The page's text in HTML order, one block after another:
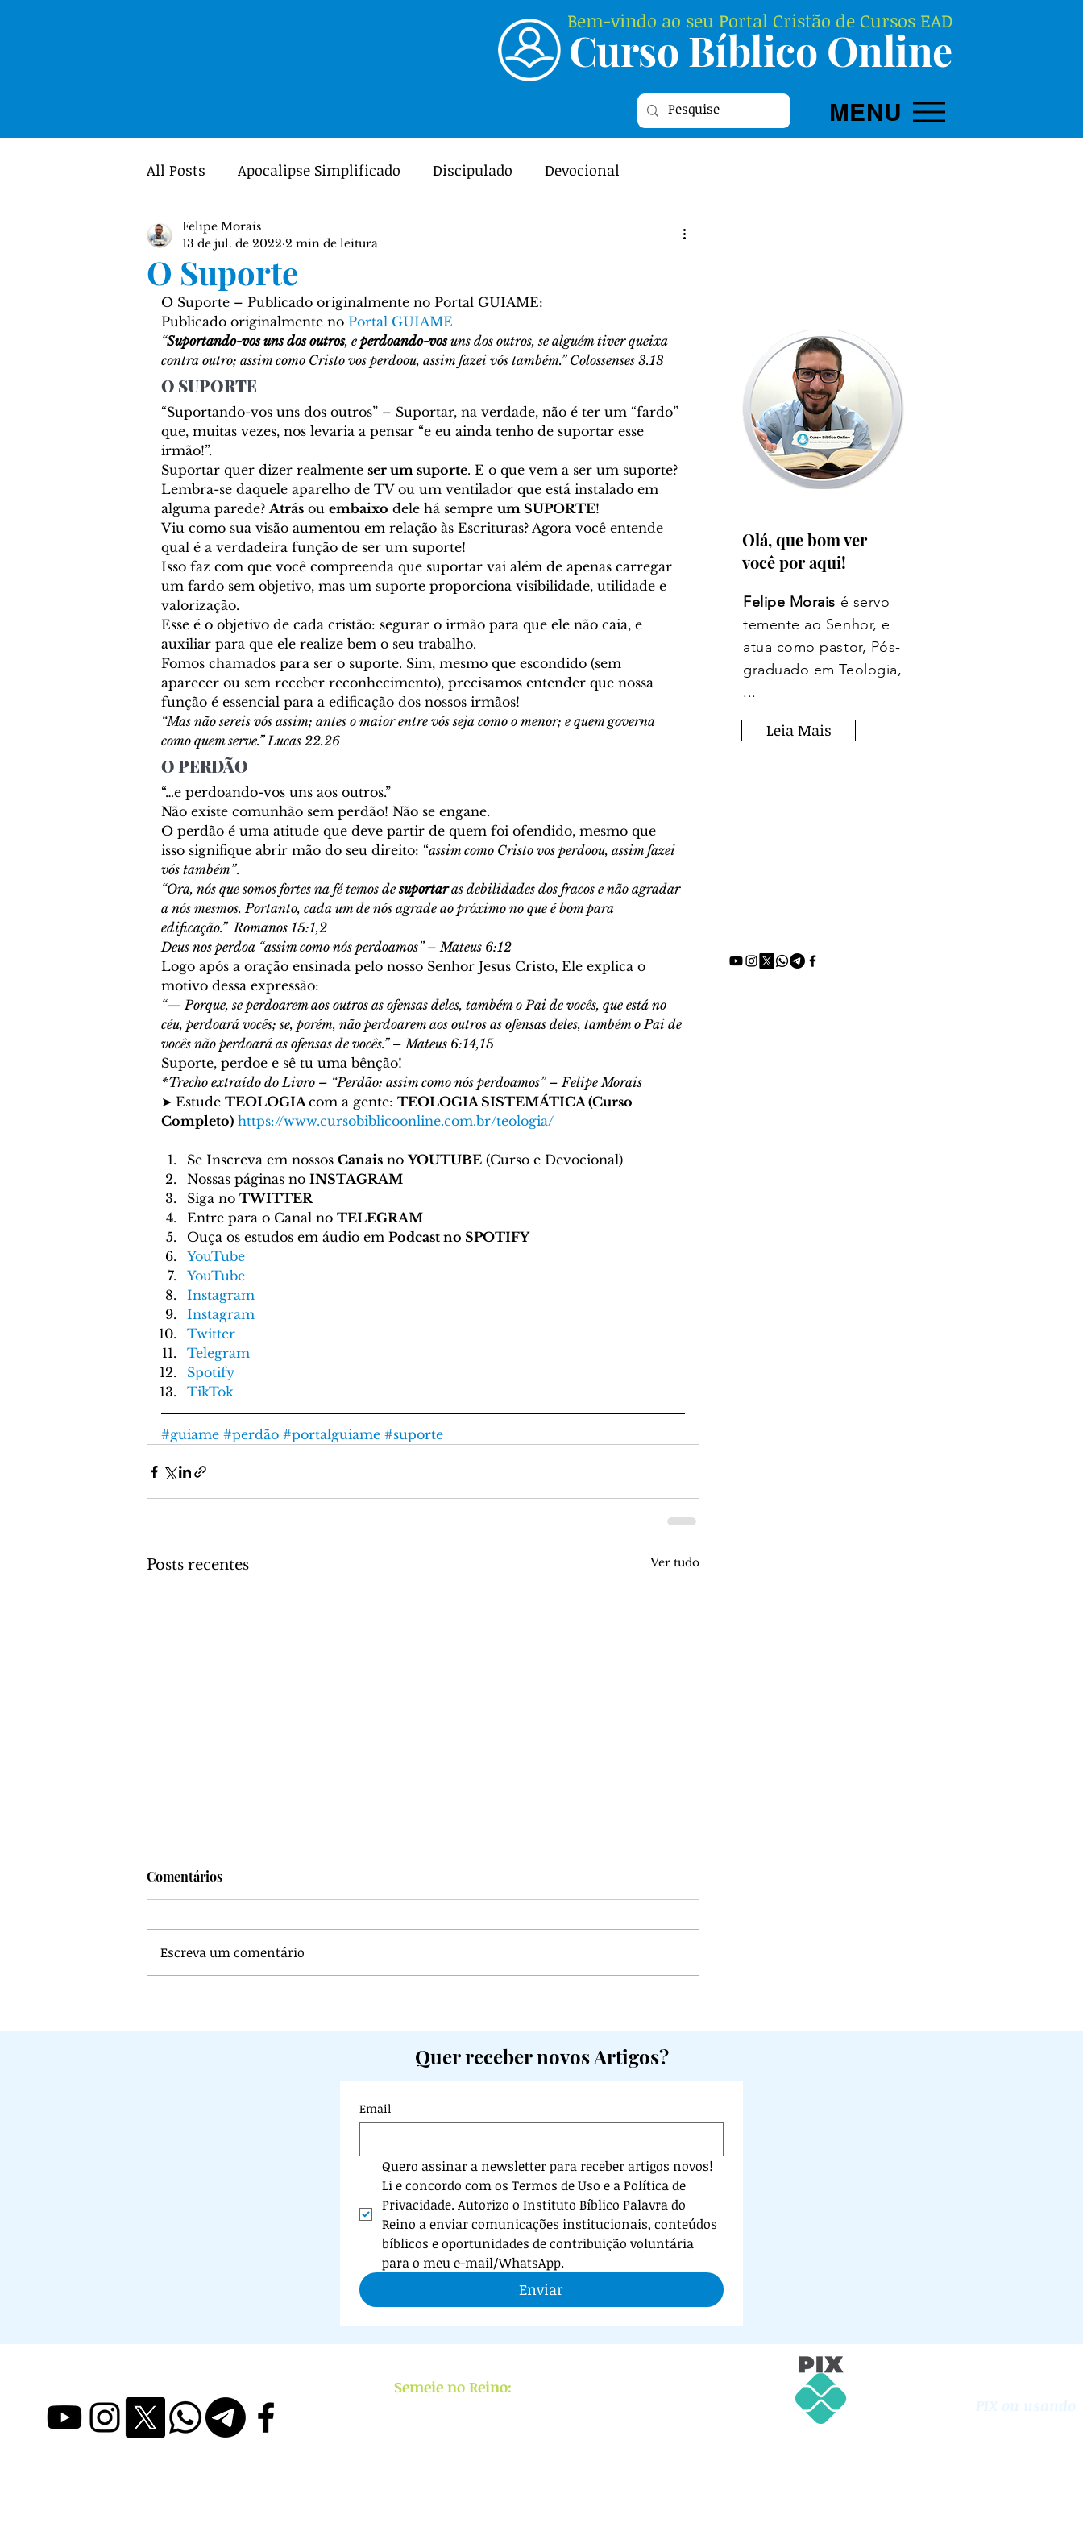
Curso Bíblico Online
Bem-vindo ao seu Portal Cristão de Cursos EAD
MENU
All Posts Apocalipse Simplificado Discipulado Devocional
Mulheres Portal GUIAME
Teologia Crítica Textual - As Escrituras Curiosidades Bíblicas
Cronologia Bíblica EVANGELISMO E MISSÕES Curso Bíblico Online
Reis de Israel e Reis de Judá Geografia Bíblica Festas Bíblicas
Sacerdócio Tabernáculo Sábado (Shabbat) Temas Bíblicos
Comentário Bíblico - Felipe Morais Traduções - © Curso Bíblico Online
Profetas Soteriologia Calvinismo Arminianismo
Bibliologia Lições Bíblicas Escatologia
O Suporte
Felipe Morais
13 de jul. de 2022 2 min de leitura
O Suporte – Publicado originalmente no Portal GUIAME:
Publicado originalmente no Portal GUIAME
“Suportando-vos uns dos outros, e perdoando-vos uns dos outros, se alguém tiver queixa
contra outro; assim como Cristo vos perdoou, assim fazei vós também.” Colossenses 3.13
O SUPORTE
“Suportando-vos uns dos outros” – Suportar, na verdade, não é ter um “fardo”
que, muitas vezes, nos levaria a pensar “e eu ainda tenho de suportar esse
irmão!”.
Suportar quer dizer realmente ser um suporte. E o que vem a ser um suporte?
Lembra-se daquele aparelho de TV ou um ventilador que está instalado em
alguma parede? Atrás ou embaixo dele há sempre um SUPORTE!
Viu como sua visão aumentou em relação às Escrituras? Agora você entende
qual é a verdadeira função de ser um suporte!
Isso faz com que você compreenda que suportar vai além de apenas carregar
um fardo sem objetivo, mas um suporte proporciona visibilidade, utilidade e
valorização.
Esse é o objetivo de cada cristão: segurar o irmão para que ele não caia, e
auxiliar para que ele realize bem o seu trabalho.
Fomos chamados para ser o suporte. Sim, mesmo que escondido (sem
aparecer ou sem receber reconhecimento), precisamos entender que nossa
função é essencial para a edificação dos nossos irmãos!
“Mas não sereis vós assim; antes o maior entre vós seja como o menor; e quem governa
como quem serve.” Lucas 22.26
O PERDÃO
“…e perdoando-vos uns aos outros.”
Não existe comunhão sem perdão! Não se engane.
O perdão é uma atitude que deve partir de quem foi ofendido, mesmo que
isso signifique abrir mão do seu direito: “assim como Cristo vos perdoou, assim fazei
vós também”.
“Ora, nós que somos fortes na fé temos de suportar as debilidades dos fracos e não agradar
a nós mesmos. Portanto, cada um de nós agrade ao próximo no que é bom para
edificação.”  Romanos 15:1,2
Deus nos perdoa “assim como nós perdoamos” – Mateus 6:12
Logo após a oração ensinada pelo nosso Senhor Jesus Cristo, Ele explica o
motivo dessa expressão:
“— Porque, se perdoarem aos outros as ofensas deles, também o Pai de vocês, que está no
céu, perdoará vocês; se, porém, não perdoarem aos outros as ofensas deles, também o Pai de
vocês não perdoará as ofensas de vocês.” – Mateus 6:14,15
Suporte, perdoe e sê tu uma bênção!
*Trecho extraído do Livro – “Perdão: assim como nós perdoamos” – Felipe Morais
➤ Estude TEOLOGIA com a gente: TEOLOGIA SISTEMÁTICA (Curso
Completo) https://www.cursobiblicoonline.com.br/teologia/
Se Inscreva em nossos Canais no YOUTUBE (Curso e Devocional)
Nossas páginas no INSTAGRAM
Siga no TWITTER
Entre para o Canal no TELEGRAM
Ouça os estudos em áudio em Podcast no SPOTIFY
YouTube
YouTube
Instagram
Instagram
Twitter
Telegram
Spotify
TikTok
#guiame #perdão #portalguiame #suporte
Posts recentes Ver tudo
Relação se Torna um Problema
Comentários
Escreva um comentário
Olá, que bom ver
você por aqui!
Felipe Morais é servo
temente ao Senhor, e
atua como pastor, Pós-
graduado em Teologia,
...
Leia Mais
Quer receber novos Artigos?
Email
Quero assinar a newsletter para receber artigos novos!
Li e concordo com os Termos de Uso e a Política de
Privacidade. Autorizo o Instituto Bíblico Palavra do
Reino a enviar comunicações institucionais, conteúdos
bíblicos e oportunidades de contribuição voluntária
para o meu e-mail/WhatsApp.
Enviar
Semeie no Reino: